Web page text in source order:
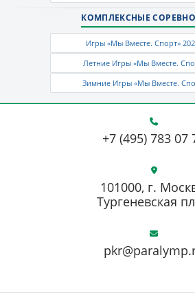
КОМПЛЕКСНЫЕ
Игры «Мы Вместе. Спорт»
Летние Игры «Мы Вместе.
Зимние Игры «Мы Вместе.
+7 (495) 783 07
101000, г.
Тургеневская